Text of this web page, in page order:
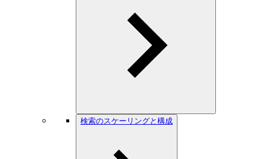
検索のスケーリングと構成